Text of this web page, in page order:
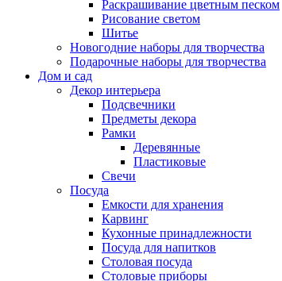
Раскрашивание цветным песком
Рисование светом
Шитье
Новогодние наборы для творчества
Подарочные наборы для творчества
Дом и сад
Декор интерьера
Подсвечники
Предметы декора
Рамки
Деревянные
Пластиковые
Свечи
Посуда
Емкости для хранения
Карвинг
Кухонные принадлежности
Посуда для напитков
Столовая посуда
Столовые приборы